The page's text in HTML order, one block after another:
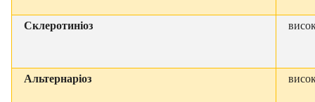
Склеротиніоз
Альтернаріоз